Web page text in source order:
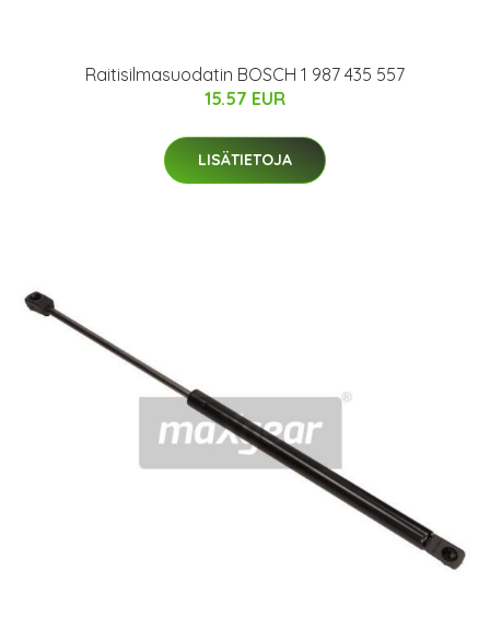
Raitisilmasuodatin BOSCH 1 987 435 557
15.57 EUR
LISÄTIETOJA